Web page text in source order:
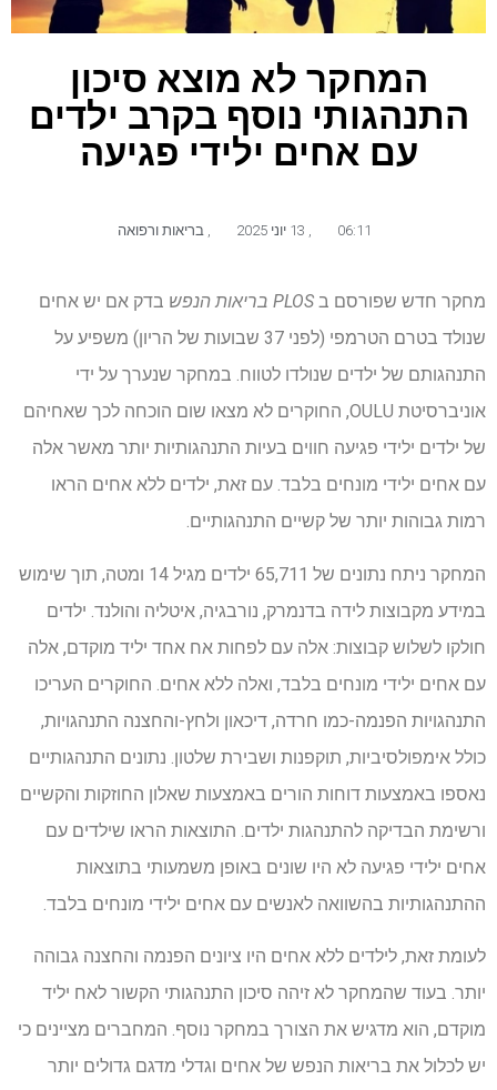
המחקר לא מוצא סיכון
התנהגותי נוסף בקרב ילדים
עם אחים ילידי פגיעה
06:11 בריאות ורפואה
מחקר חדש שפורסם ב PLOS בריאות הנפש
בדק אם יש אחים
שנולד בטרם הטרמפי (לפני 37 שבועות של הריון) משפיע על
התנהגותם של ילדים שנולדו לטווח. במחקר שנערך על ידי
אוניברסיטת OULU, החוקרים לא מצאו שום הוכחה לכך שאחיהם
של ילדים ילידי פגיעה חווים בעיות התנהגותיות יותר מאשר אלה
עם אחים ילידי מונחים בלבד. עם זאת, ילדים ללא אחים הראו
רמות גבוהות יותר של קשיים התנהגותיים.
המחקר ניתח נתונים של 65,711 ילדים מגיל 14 ומטה, תוך שימוש
במידע מקבוצות לידה בדנמרק, נורבגיה, איטליה והולנד. ילדים
חולקו לשלוש קבוצות: אלה עם לפחות אח אחד יליד מוקדם, אלה
עם אחים ילידי מונחים בלבד, ואלה ללא אחים. החוקרים העריכו
התנהגויות הפנמה-כמו חרדה, דיכאון ולחץ-והחצנה התנהגויות,
כולל אימפולסיביות, תוקפנות ושבירת שלטון. נתונים התנהגותיים
נאספו באמצעות דוחות הורים באמצעות שאלון החוזקות והקשיים
ורשימת הבדיקה להתנהגות ילדים. התוצאות הראו שילדים עם
אחים ילידי פגיעה לא היו שונים באופן משמעותי בתוצאות
ההתנהגותיות בהשוואה לאנשים עם אחים ילידי מונחים בלבד.
לעומת זאת, לילדים ללא אחים היו ציונים הפנמה והחצנה גבוהה
יותר. בעוד שהמחקר לא זיהה סיכון התנהגותי הקשור לאח יליד
מוקדם, הוא מדגיש את הצורך במחקר נוסף. המחברים מציינים כי
יש לכלול את בריאות הנפש של אחים וגדלי מדגם גדולים יותר